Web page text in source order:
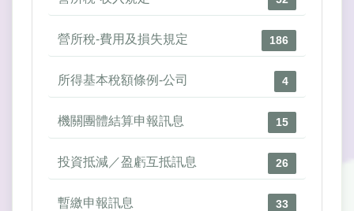
營所稅-費用及損失規定 186
所得基本稅額條例-公司 4
機關團體結算申報訊息 15
投資抵減／盈虧互抵訊息 26
暫繳申報訊息 33